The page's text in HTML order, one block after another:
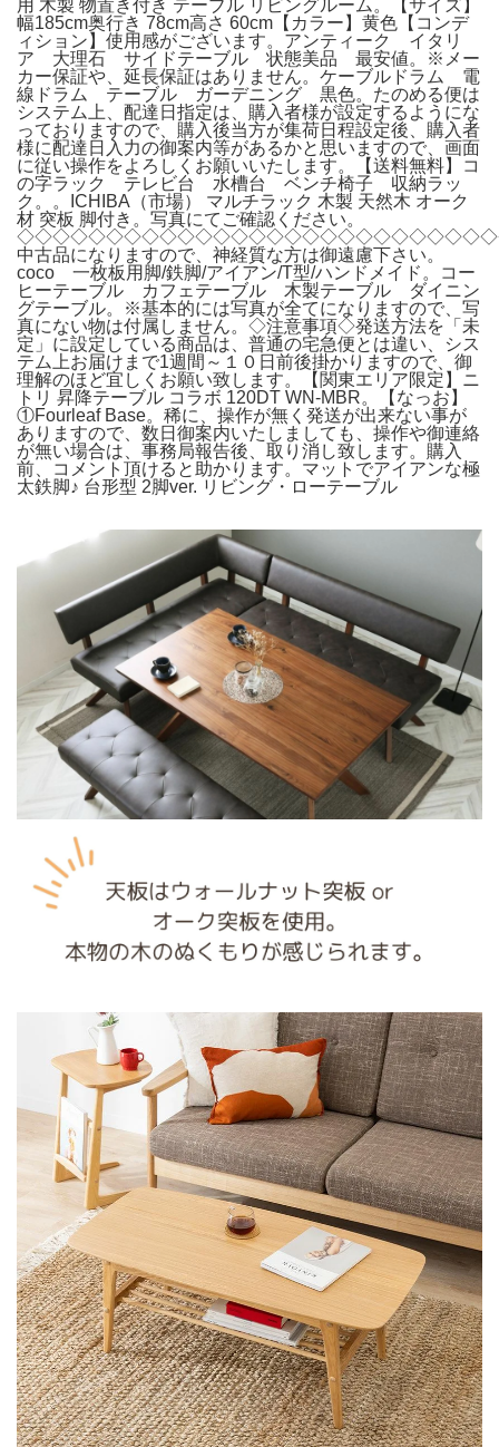
用 木製 物置き付き テーブル リビングルーム。【サイズ】
幅185cm奥行き 78cm高さ 60cm【カラー】黄色【コンデ
ィション】使用感がございます。アンティーク イタリ
ア 大理石 サイドテーブル 状態美品 最安値。※メー
カー保証や、延長保証はありません。ケーブルドラム 電
線ドラム テーブル ガーデニング 黒色。たのめる便は
システム上、配達日指定は、購入者様が設定するようにな
っておりますので、購入後当方が集荷日程設定後、購入者
様に配達日入力の御案内等があるかと思いますので、画面
に従い操作をよろしくお願いいたします。【送料無料】コ
の字ラック テレビ台 水槽台 ベンチ椅子 収納ラッ
ク。。ICHIBA（市場） マルチラック 木製 天然木 オーク
材 突板 脚付き。写真にてご確認ください。
中古品になりますので、神経質な方は御遠慮下さい。
coco 一枚板用脚/鉄脚/アイアン/T型/ハンドメイド。コー
ヒーテーブル カフェテーブル 木製テーブル ダイニン
グテーブル。※基本的には写真が全てになりますので、写
真にない物は付属しません。◇注意事項◇発送方法を「未
定」に設定している商品は、普通の宅急便とは違い、シス
テム上お届けまで1週間～１０日前後掛かりますので、御
理解のほど宜しくお願い致します。​【関東エリア限定】ニ
トリ 昇降テーブル コラボ 120DT WN-MBR。【なっお】
①Fourleaf Base。稀に、操作が無く発送が出来ない事が
ありますので、数日御案内いたしましても、操作や御連絡
が無い場合は、事務局報告後、取り消し致します。購入
前、コメント頂けると助かります。マットでアイアンな極
太鉄脚♪ 台形型 2脚ver. リビング・ローテーブル